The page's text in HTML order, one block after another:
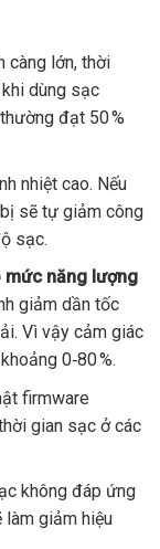
càng lớn, thời
dùng sạc
đạt 50 %
nhiệt cao. Nếu
sẽ tự giảm công
sạc.
mức năng lượng
giảm dần tốc
Vì vậy cảm giác
0‑80 %.
firmware
gian sạc ở các
không đáp ứng
làm giảm hiệu